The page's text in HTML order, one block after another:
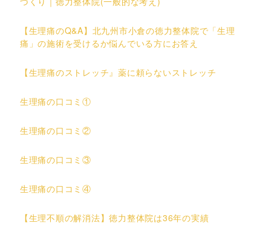
【生理痛のQ&A】北九州市小倉の徳力整体院で「生理
痛」の施術を受けるか悩んでいる方にお答え
【生理痛のストレッチ』薬に頼らないストレッチ
生理痛の口コミ①
生理痛の口コミ②
生理痛の口コミ③
生理痛の口コミ④
【生理不順の解消法】徳力整体院は36年の実績